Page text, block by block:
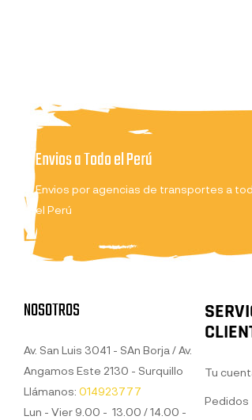
Envios a Todo el Perú
Envios por agencias de transportes a
el Perú
NOSOTROS
Av. San Luis 3041 - SAn Borja / Av.
Angamos Este 2130 - Surquillo
Llámanos: 014923777
Lun - Vier 9.00 - 13.00 / 14.00 -
Tu
Pedidos